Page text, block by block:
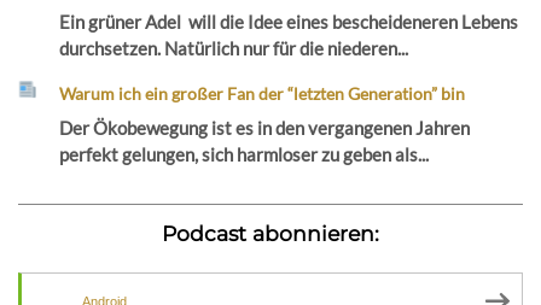
Ein grüner Adel will die Idee eines bescheideneren Lebens
durchsetzen. Natürlich nur für die niederen...
Warum ich ein großer Fan der “letzten Generation” bin
Der Ökobewegung ist es in den vergangenen Jahren
perfekt gelungen, sich harmloser zu geben als...
Podcast abonnieren:
Android